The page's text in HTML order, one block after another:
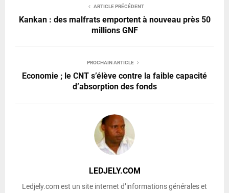
ARTICLE PRÉCÉDENT
Kankan : des malfrats emportent à nouveau près 50
millions GNF
PROCHAIN ARTICLE
Economie ; le CNT s’élève contre la faible capacité
d’absorption des fonds
LEDJELY.COM
Ledjely.com est un site internet d’informations générales et